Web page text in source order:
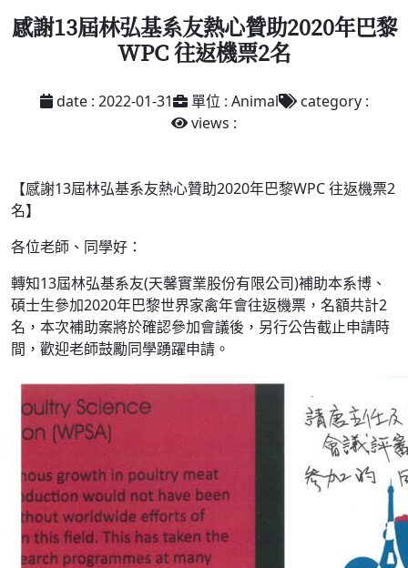
感謝13屆林弘基系友熱心贊助2020年巴黎
WPC 往返機票2名
date : 2022-01-31 單位 : Animal
category :
views :
【感謝13屆林弘基系友熱心贊助2020年巴黎WPC 往返機票2
名】
各位老師、同學好：
轉知13屆林弘基系友(天馨實業股份有限公司)補助本系博、
碩士生參加2020年巴黎世界家禽年會往返機票，名額共計2
名，本次補助案將於確認參加會議後，另行公告截止申請時
間，歡迎老師鼓勵同學踴躍申請。